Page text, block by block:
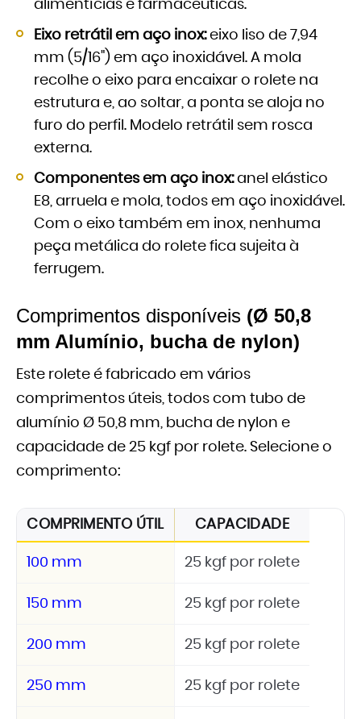
alimentícias e farmacêuticas.
Eixo retrátil em aço inox:eixo liso de 7,94
mm (5/16") em aço inoxidável. A mola
recolhe o eixo para encaixar o rolete na
estrutura e, ao soltar, a ponta se aloja no
furo do perfil. Modelo retrátil sem rosca
externa.
Componentes em aço inox:anel elástico
E8, arruela e mola, todos em aço inoxidável.
Com o eixo também em inox, nenhuma
peça metálica do rolete fica sujeita à
ferrugem.
Comprimentos disponíveis (Ø 50,8
mm Alumínio, bucha de nylon)
Este rolete é fabricado em vários
comprimentos úteis, todos com tubo de
alumínio Ø 50,8 mm, bucha de nylon e
capacidade de 25 kgf por rolete. Selecione o
comprimento:
COMPRIMENTO ÚTIL CAPACIDADE
100 mm 25 kgf por rolete
150 mm 25 kgf por rolete
200 mm 25 kgf por rolete
250 mm 25 kgf por rolete